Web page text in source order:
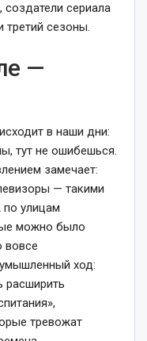
сериала
третий сезоны.
—
в наши дни:
тут не ошибешься.
замечает:
— такими
по улицам
можно было
вовсе
ход:
расширить
тревожат